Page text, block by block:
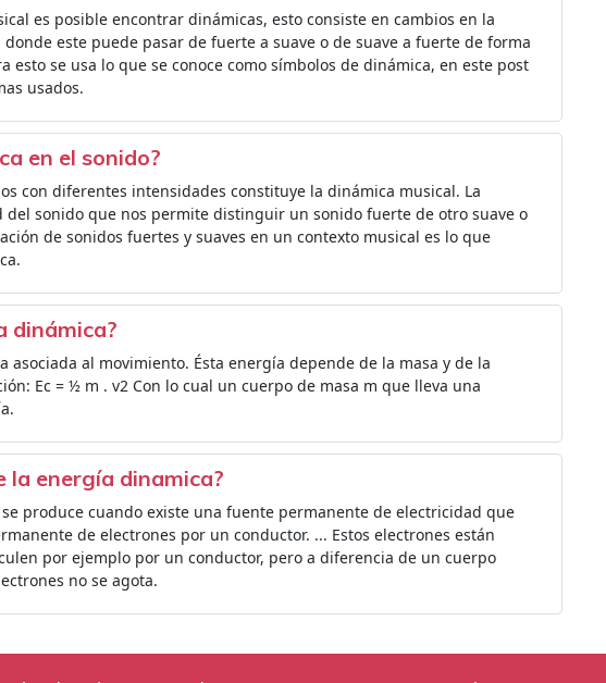
es posible encontrar dinámicas, esto consiste en cambios en la
este puede pasar de fuerte a suave o de suave a fuerte de forma
esto se usa lo que se conoce como símbolos de dinámica, en este post
usados.
en el sonido?
con diferentes intensidades constituye la dinámica musical. La
del sonido que nos permite distinguir un sonido fuerte de otro suave o
de sonidos fuertes y suaves en un contexto musical es lo que
dinámica?
asociada al movimiento. Ésta energía depende de la masa y de la
Ec = ½ m . v2 Con lo cual un cuerpo de masa m que lleva una
la energía dinamica?
produce cuando existe una fuente permanente de electricidad que
de electrones por un conductor. ... Estos electrones están
por ejemplo por un conductor, pero a diferencia de un cuerpo
no se agota.